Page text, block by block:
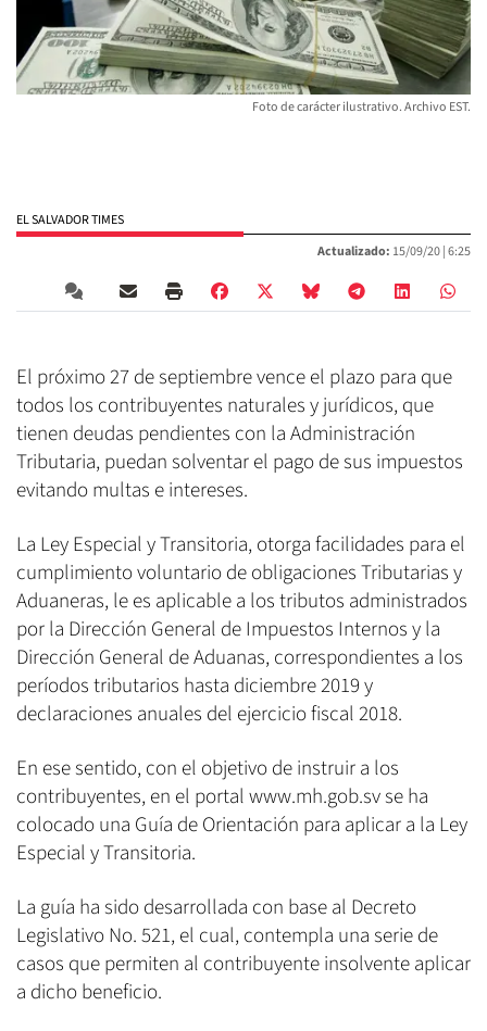
Foto de carácter ilustrativo. Archivo EST.
EL SALVADOR TIMES
Actualizado: 15/09/20 |6:25
El próximo 27 de septiembre vence el plazo para que
todos los contribuyentes naturales y jurídicos, que
tienen deudas pendientes con la Administración
Tributaria, puedan solventar el pago de sus impuestos
evitando multas e intereses.
La Ley Especial y Transitoria, otorga facilidades para el
cumplimiento voluntario de obligaciones Tributarias y
Aduaneras, le es aplicable a los tributos administrados
por la Dirección General de Impuestos Internos y la
Dirección General de Aduanas, correspondientes a los
períodos tributarios hasta diciembre 2019 y
declaraciones anuales del ejercicio fiscal 2018.
En ese sentido, con el objetivo de instruir a los
contribuyentes, en el portal www.mh.gob.sv se ha
colocado una Guía de Orientación para aplicar a la Ley
Especial y Transitoria.
La guía ha sido desarrollada con base al Decreto
Legislativo No. 521, el cual, contempla una serie de
casos que permiten al contribuyente insolvente aplicar
a dicho beneficio.